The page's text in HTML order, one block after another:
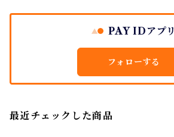
PAY IDアプリ
フォローする
最近チェックした商品